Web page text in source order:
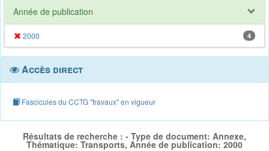
Année de publication
2000 4
Accès direct
Fascicules du CCTG "travaux" en vigueur
Résultats de recherche : - Type de document: Annexe,
Thématique: Transports, Année de publication: 2000